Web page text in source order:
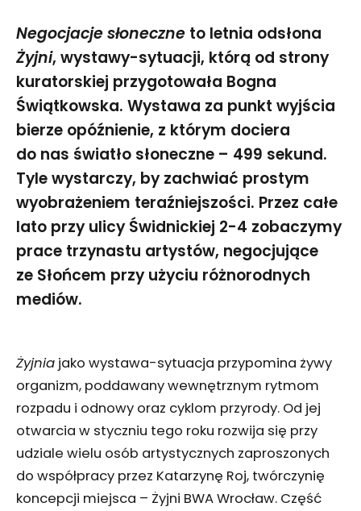
Negocjacje słoneczne to letnia odsłona
Żyjni, wystawy-sytuacji, którą od strony
kuratorskiej przygotowała Bogna
Świątkowska. Wystawa za punkt wyjścia
bierze opóźnienie, z którym dociera
do nas światło słoneczne – 499 sekund.
Tyle wystarczy, by zachwiać prostym
wyobrażeniem teraźniejszości. Przez całe
lato przy ulicy Świdnickiej 2-4 zobaczymy
prace trzynastu artystów, negocjujące
ze Słońcem przy użyciu różnorodnych
mediów.
Żyjnia jako wystawa-sytuacja przypomina żywy
organizm, poddawany wewnętrznym rytmom
rozpadu i odnowy oraz cyklom przyrody. Od jej
otwarcia w styczniu tego roku rozwija się przy
udziale wielu osób artystycznych zaproszonych
do współpracy przez Katarzynę Roj, twórczynię
koncepcji miejsca – Żyjni BWA Wrocław. Część